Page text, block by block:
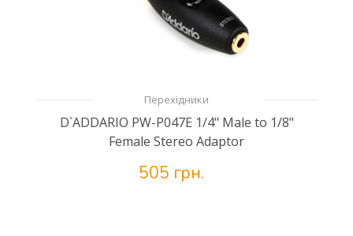
Перехідники
D`ADDARIO PW-P047E 1/4" Male to 1/8"
Female Stereo Adaptor
505 грн.